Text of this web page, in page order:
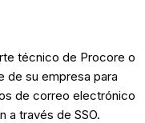
técnico de Procore o
de su empresa para
de correo electrónico
a través de SSO.